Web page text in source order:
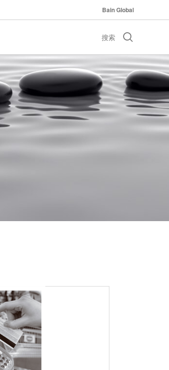
Bain Global
搜索